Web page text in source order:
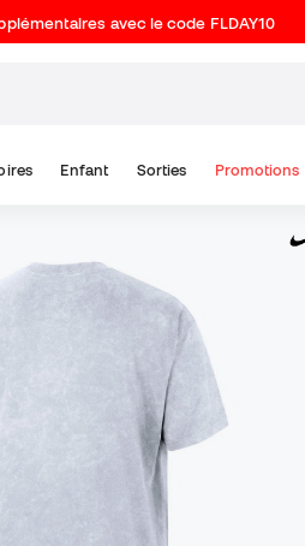
avec le code FLDAY10
Enfant Sorties Promotions